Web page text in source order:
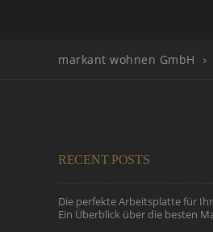
markant wohnen GmbH
RECENT POSTS
Die perfekte Arbeitsplatte für
Ein Überblick über die besten